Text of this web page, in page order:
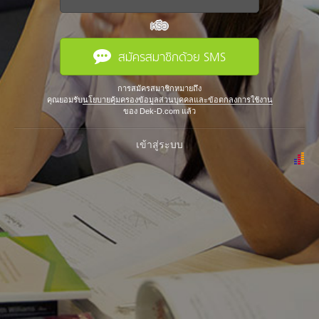
หรือ
สมัครสมาชิกด้วย SMS
การสมัครสมาชิกหมายถึง
คุณยอมรับนโยบายคุ้มครองข้อมูลส่วนบุคคลและข้อตกลงการใช้งาน
ของ Dek-D.com แล้ว
เข้าสู่ระบบ